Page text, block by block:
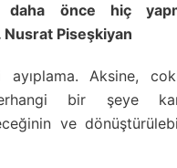
daha önce hiç
Nusrat Piseşkiyan
Aksine,
bir şeye
ve